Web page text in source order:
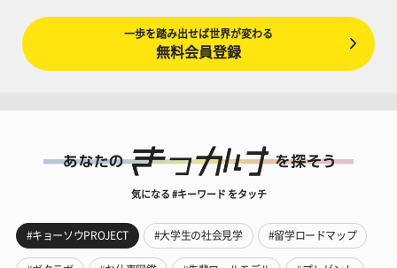
一歩を踏み出せば世界が変わる
無料会員登録
気になる #キーワード をタッチ
#キョーソウPROJECT #大学生の社会見学 #留学ロードマップ